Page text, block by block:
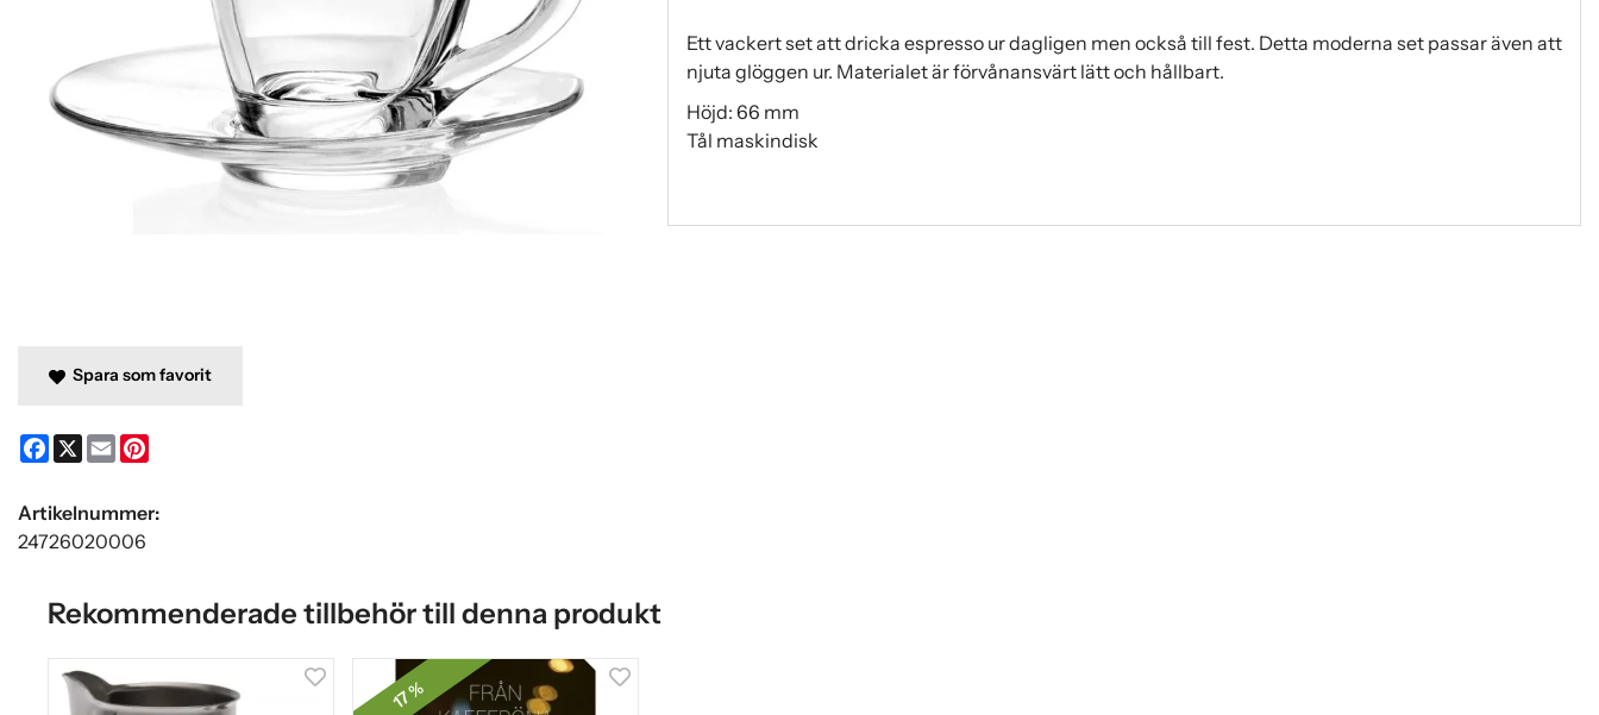
Ett vackert set att dricka espresso ur dagligen men också till fest. Detta moderna set passar även att
njuta glöggen ur. Materialet är förvånansvärt lätt och hållbart.
Höjd: 66 mm
Tål maskindisk
Spara som favorit
Facebook
X Email
Artikelnummer:
24726020006
Rekommenderade tillbehör till denna produkt
17 %